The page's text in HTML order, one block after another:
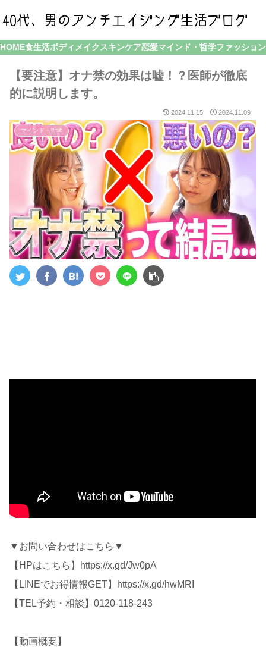
HOME食生活ボディメイク スキンケア恋愛マインド・哲学ファッション
【要注意】オナ禁の効果は嘘！？医師が徹底
的に説明します。
2024.11.15 2024.11.09
マインド・哲学
▼お問い合わせはこちら▼
【HPはこちら】https://x.gd/Jw0pA
【LINEでお得情報GET】https://x.gd/hwMRI
【TEL予約・相談】0120-118-243
【動画概要】